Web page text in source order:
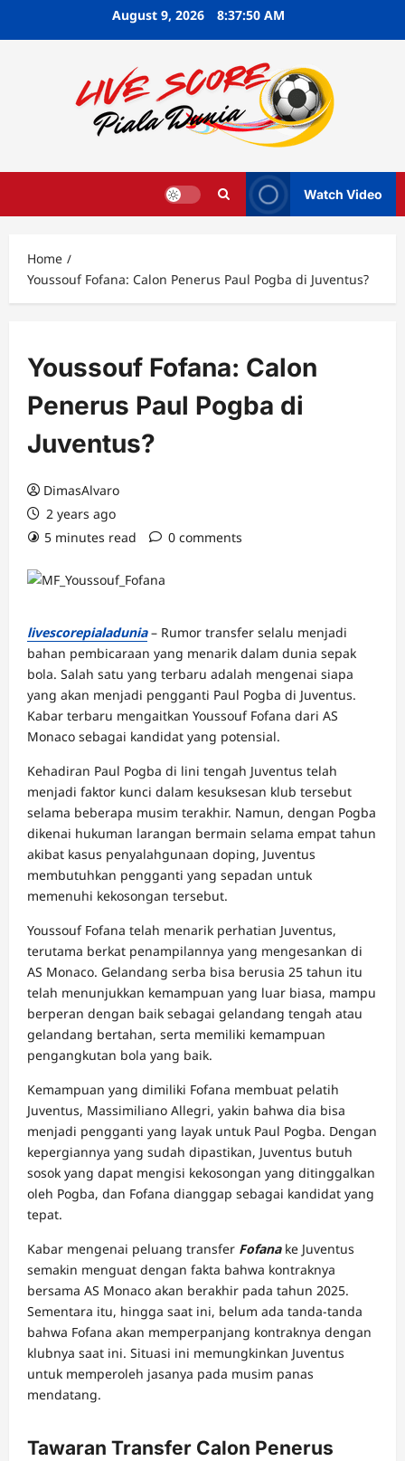
August 9, 2026 8:37:51 AM
Watch Video
Home
Youssouf Fofana: Calon Penerus Paul Pogba di Juventus?
Youssouf Fofana: Calon
Penerus Paul Pogba di
Juventus?
DimasAlvaro
2 years ago
5 minutes read
0 comments
livescorepialadunia– Rumor transfer selalu menjadi
bahan pembicaraan yang menarik dalam dunia sepak
bola. Salah satu yang terbaru adalah mengenai siapa
yang akan menjadi pengganti Paul Pogba di Juventus.
Kabar terbaru mengaitkan Youssouf Fofana dari AS
Monaco sebagai kandidat yang potensial.
Kehadiran Paul Pogba di lini tengah Juventus telah
menjadi faktor kunci dalam kesuksesan klub tersebut
selama beberapa musim terakhir. Namun, dengan Pogba
dikenai hukuman larangan bermain selama empat tahun
akibat kasus penyalahgunaan doping, Juventus
membutuhkan pengganti yang sepadan untuk
memenuhi kekosongan tersebut.
Youssouf Fofana telah menarik perhatian Juventus,
terutama berkat penampilannya yang mengesankan di
AS Monaco. Gelandang serba bisa berusia 25 tahun itu
telah menunjukkan kemampuan yang luar biasa, mampu
berperan dengan baik sebagai gelandang tengah atau
gelandang bertahan, serta memiliki kemampuan
pengangkutan bola yang baik.
Kemampuan yang dimiliki Fofana membuat pelatih
Juventus, Massimiliano Allegri, yakin bahwa dia bisa
menjadi pengganti yang layak untuk Paul Pogba. Dengan
kepergiannya yang sudah dipastikan, Juventus butuh
sosok yang dapat mengisi kekosongan yang ditinggalkan
oleh Pogba, dan Fofana dianggap sebagai kandidat yang
tepat.
Kabar mengenai peluang transfer Fofanake Juventus
semakin menguat dengan fakta bahwa kontraknya
bersama AS Monaco akan berakhir pada tahun 2025.
Sementara itu, hingga saat ini, belum ada tanda-tanda
bahwa Fofana akan memperpanjang kontraknya dengan
klubnya saat ini. Situasi ini memungkinkan Juventus
untuk memperoleh jasanya pada musim panas
mendatang.
Tawaran Transfer Calon Penerus